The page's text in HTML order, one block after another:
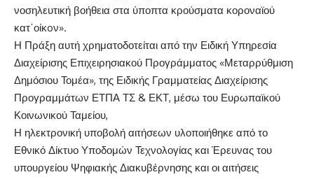
νοσηλευτική βοήθεια στα ύποπτα κρούσματα κοροναϊού
κατ΄οίκoν».
Η Πράξη αυτή χρηματοδοτείται από την Ειδική Υπηρεσία
Διαχείρισης Επιχειρησιακού Προγράμματος «Μεταρρύθμιση
Δημόσιου Τομέα», της Ειδικής Γραμματείας Διαχείρισης
Προγραμμάτων ΕΤΠΑ ΤΣ & ΕΚΤ, μέσω του Ευρωπαϊκού
Κοινωνικού Ταμείου,
Η ηλεκτρονική υποβολή αιτήσεων υλοποιήθηκε από το
Εθνικό Δίκτυο Υποδομών Τεχνολογίας και Έρευνας του
υπουργείου Ψηφιακής Διακυβέρνησης και οι αιτήσεις